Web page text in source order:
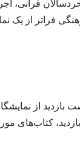
قرآنی،
فراتر از یک
از